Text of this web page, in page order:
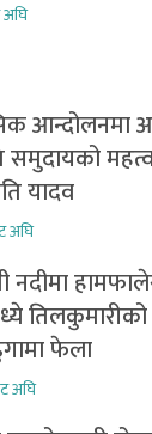
आन्दोलनमा
यादव
अघि
फेला
अघि